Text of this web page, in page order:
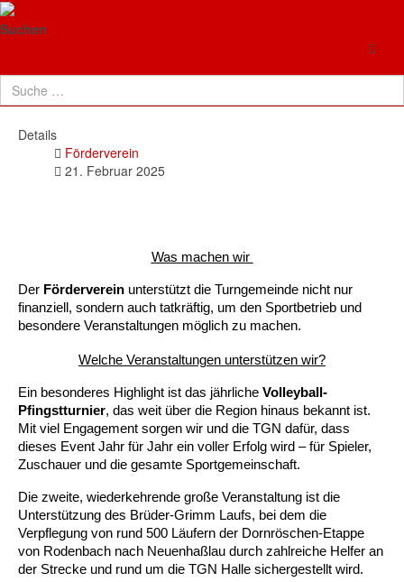
Suchen
Förderverein der Turngemeinde
Neuenhaßlau e.V.– Gemeinsam für den
Sport!
Details
Förderverein
21. Februar 2025
Was machen wir
Der Förderverein unterstützt die Turngemeinde nicht nur
finanziell, sondern auch tatkräftig, um den Sportbetrieb und
besondere Veranstaltungen möglich zu machen.
Welche Veranstaltungen unterstützen wir?
Ein besonderes Highlight ist das jährliche Volleyball-
Pfingstturnier, das weit über die Region hinaus bekannt ist.
Mit viel Engagement sorgen wir und die TGN dafür, dass
dieses Event Jahr für Jahr ein voller Erfolg wird – für Spieler,
Zuschauer und die gesamte Sportgemeinschaft.
Die zweite, wiederkehrende große Veranstaltung ist die
Unterstützung des Brüder-Grimm Laufs, bei dem die
Verpflegung von rund 500 Läufern der Dornröschen-Etappe
von Rodenbach nach Neuenhaßlau durch zahlreiche Helfer an
der Strecke und rund um die TGN Halle sichergestellt wird.